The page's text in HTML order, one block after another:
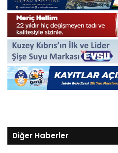
Diğer Haberler